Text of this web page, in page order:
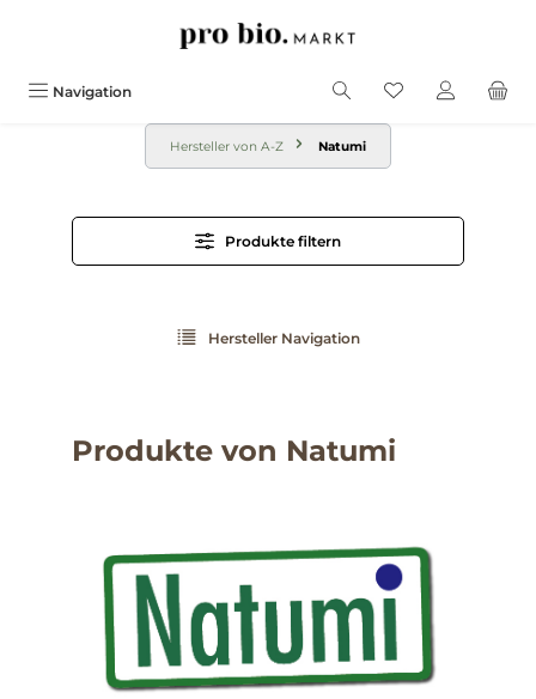
Navigation
Hersteller von A-Z Natumi
Produkte filtern
Hersteller Navigation
Produkte von Natumi